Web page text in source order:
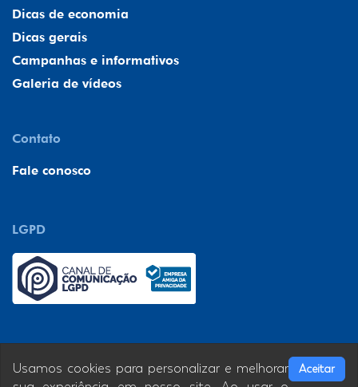
Dicas de economia
Dicas gerais
Campanhas e informativos
Galeria de vídeos
Contato
Fale conosco
LGPD
Usamos cookies para personalizar e melhorar
Aceitar